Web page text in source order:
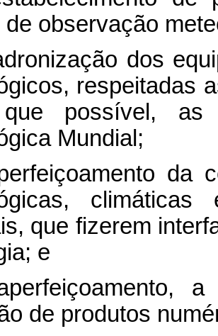
observação
dos
respeitadas
possível, as
Mundial;
da
que fizerem
e
de produtos